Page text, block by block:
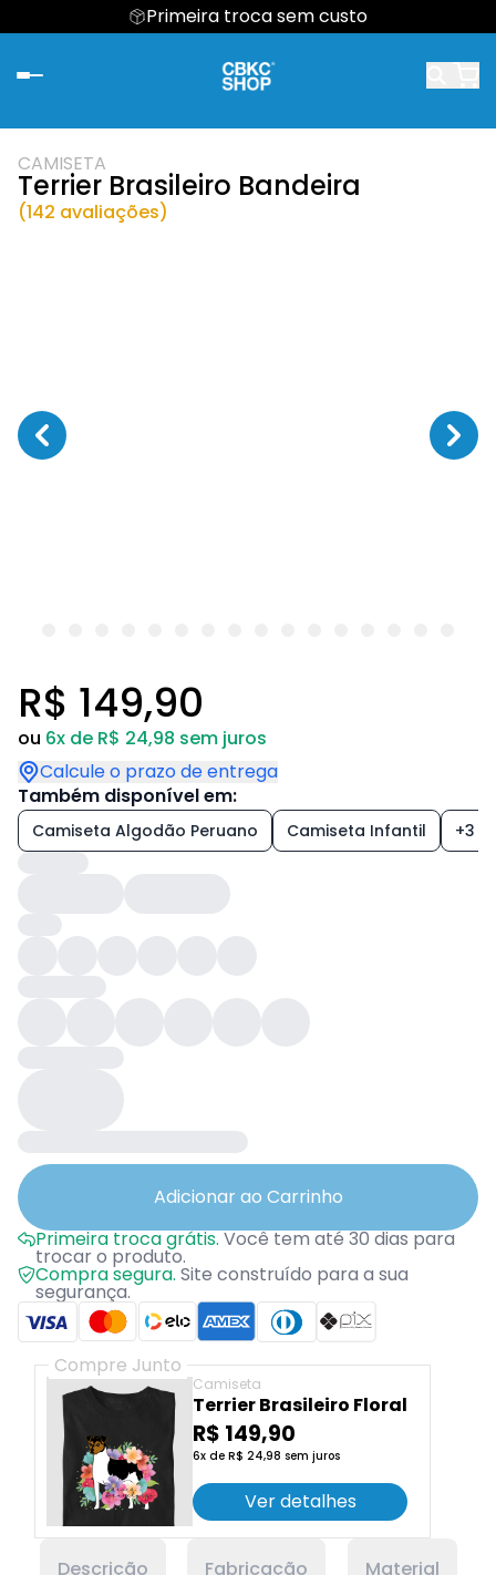
Primeira troca sem custo
CAMISETA
Terrier Brasileiro Bandeira
(142 avaliações)
R$ 149,90
ou 6x de R$ 24,98 sem juros
Calcule o prazo de entrega
Também disponível em:
Camiseta Algodão Peruano Camiseta Infantil +3
Adicionar ao Carrinho
Primeira troca grátis.Você tem até 30 dias para
trocar o produto.
Compra segura. Site construído para a sua
segurança.
Compre Junto
Camiseta
Terrier Brasileiro Floral
R$ 149,90
6x de R$ 24,98 sem juros
Ver detalhes
Descrição Fabricação Material